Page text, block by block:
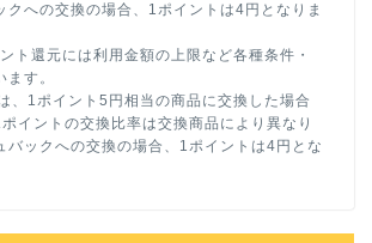
クへの交換の場合、1ポイントは4円となりま
ト還元には利用金額の上限など各種条件・
す。
、1ポイント5円相当の商品に交換した場合
イントの交換比率は交換商品により異なり
バックへの交換の場合、1ポイントは4円とな